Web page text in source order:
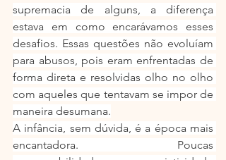
supremacia de alguns, a diferença
estava em como encarávamos esses
desafios. Essas questões não evoluíam
para abusos, pois eram enfrentadas de
forma direta e resolvidas olho no olho
com aqueles que tentavam se impor de
maneira desumana.
A infância, sem dúvida, é a época mais
encantadora. Poucas